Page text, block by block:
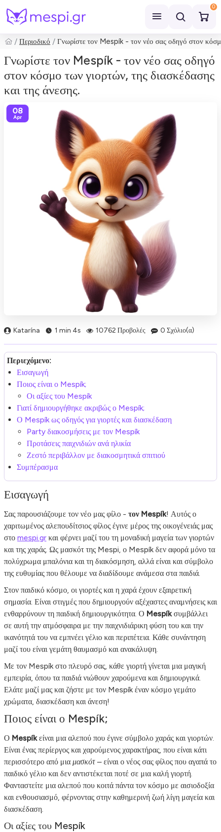
0
Αναζήτηση
Περιοδικό Γνωρίστε τον Mespík - τον νέο σας οδηγό στον
Γνωρίστε τον Mespík - τον νέο σας οδηγό
στον κόσμο των γιορτών, της διασκέδασης
και της άνεσης.
08
Apr
Katarína 1 min 4s 10762 Προβολές 0 Σχόλιο(α)
Περιεχόμενο:
Εισαγωγή
Ποιος είναι ο Mespík;
Οι αξίες του Mespík
Γιατί δημιουργήθηκε ακριβώς ο Mespík;
Ο Mespík ως οδηγός για γιορτές και διασκέδαση
Party διακοσμήσεις με τον Mespík
Προτάσεις παιχνιδιών ανά ηλικία
Ζεστό περιβάλλον με διακοσμητικά σπιτιού
Συμπέρασμα
Εισαγωγή
Σας παρουσιάζουμε τον νέο μας φίλο - τον Mespík! Αυτός ο
χαριτωμένος αλεπουδίτσιος φίλος έγινε μέρος της οικογένειάς μας
στο mespi.gr και φέρνει μαζί του τη μοναδική μαγεία των γιορτών
και της χαράς. Ως μασκότ της Mespi, ο Mespík δεν αφορά μόνο τα
πολύχρωμα μπαλόνια και τη διακόσμηση, αλλά είναι και σύμβολο
της ευθυμίας που θέλουμε να διαδίδουμε ανάμεσα στα παιδιά.
Στον παιδικό κόσμο, οι γιορτές και η χαρά έχουν εξαιρετική
σημασία. Είναι στιγμές που δημιουργούν αξέχαστες αναμνήσεις και
ενθαρρύνουν τη παιδική δημιουργικότητα. Ο Mespíkσυμβάλλει
σε αυτή την ατμόσφαιρα με την παιχνιδιάρικη φύση του και την
ικανότητά του να εμπνέει γέλιο και περιπέτεια. Κάθε συνάντηση
μαζί του είναι γεμάτη θαυμασμό και ανακάλυψη.
Με τον Mespík στο πλευρό σας, κάθε γιορτή γίνεται μια μαγική
εμπειρία, όπου τα παιδιά νιώθουν χαρούμενα και δημιουργικά.
Ελάτε μαζί μας και ζήστε με τον Mespík έναν κόσμο γεμάτο
χρώματα, διασκέδαση και άνεση!
Ποιος είναι ο Mespík;
Ο Mespíkείναι μια αλεπού που έγινε σύμβολο χαράς και γιορτών.
Είναι ένας περίεργος και χαρούμενος χαρακτήρας, που είναι κάτι
περισσότερο από μια μασκότ – είναι ο νέος σας φίλος που αγαπά το
παιδικό γέλιο και δεν αντιστέκεται ποτέ σε μια καλή γιορτή.
Φανταστείτε μια αλεπού που κοιτά πάντα τον κόσμο με αισιοδοξία
και ενθουσιασμό, φέρνοντας στην καθημερινή ζωή λίγη μαγεία και
διασκέδαση.
Οι αξίες του Mespík